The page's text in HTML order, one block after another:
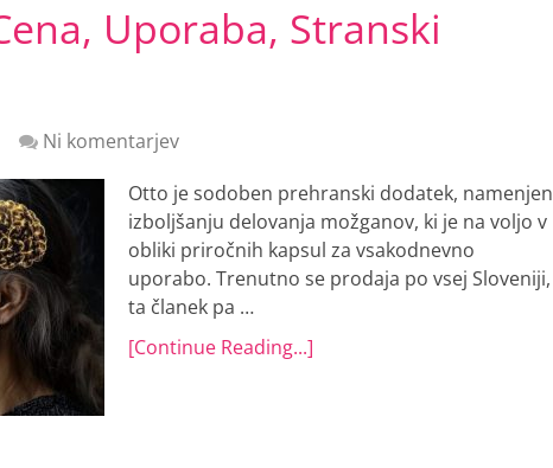
Uporaba, Stranski
Ni komentarjev
Otto je sodoben prehranski dodatek, namenjen
izboljšanju delovanja možganov, ki je na voljo v
obliki priročnih kapsul za vsakodnevno
uporabo. Trenutno se prodaja po vsej Sloveniji,
ta članek pa …
[Continue Reading...]